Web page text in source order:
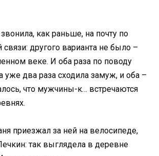
как раньше, на почту по
другого варианта не было –
веке. И оба раза по поводу
уже два раза сходила замуж, и оба –
что мужчины-к… встречаются
приезжал за ней на велосипеде,
так выглядела в деревне